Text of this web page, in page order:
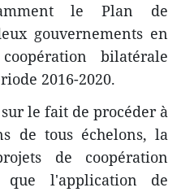
le Plan de
gouvernements en
bilatérale
2016-2020.
le fait de procéder à
de tous échelons, la
de coopération
que l'application de